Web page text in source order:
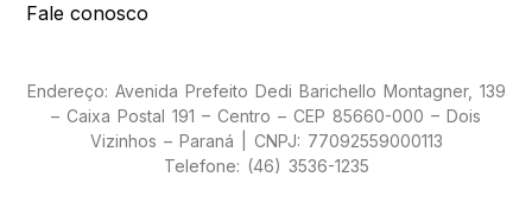
Fale conosco
Endereço: Avenida Prefeito Dedi Barichello Montagner, 139
– Caixa Postal 191 – Centro – CEP 85660-000 – Dois
Vizinhos – Paraná | CNPJ: 77092559000113
Telefone: (46) 3536-1235